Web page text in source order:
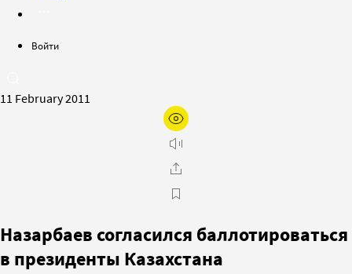
Войти
11 February 2011
Назарбаев согласился баллотироваться
в президенты Казахстана